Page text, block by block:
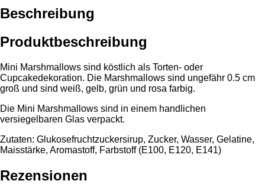
Beschreibung
Produktbeschreibung
Mini Marshmallows sind köstlich als Torten- oder
Cupcakedekoration. Die Marshmallows sind ungefähr 0.5 cm
groß und sind weiß, gelb, grün und rosa farbig.
Die Mini Marshmallows sind in einem handlichen
versiegelbaren Glas verpackt.
Zutaten: Glukosefruchtzuckersirup, Zucker, Wasser, Gelatine,
Maisstärke, Aromastoff, Farbstoff (E100, E120, E141)
Rezensionen